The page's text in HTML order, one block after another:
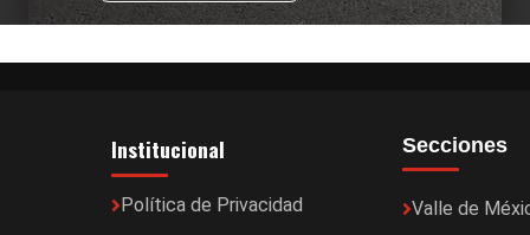
Institucional
Política de Privacidad
Secciones
Valle de